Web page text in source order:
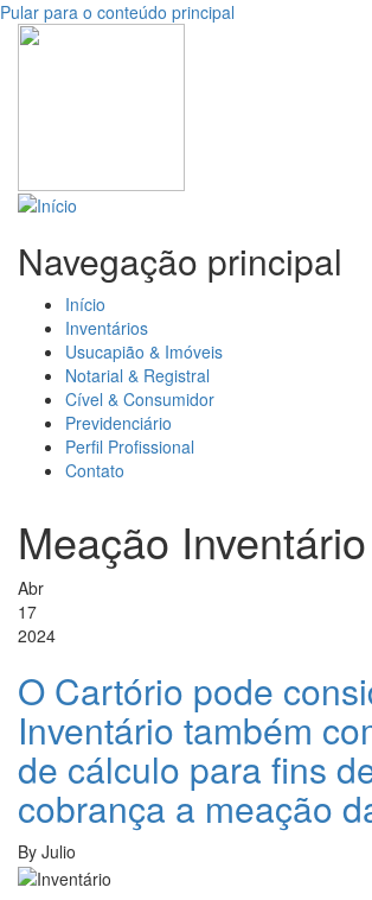
Pular para o conteúdo principal
Navegação principal
Início
Inventários
Usucapião & Imóveis
Notarial & Registral
Cível & Consumidor
Previdenciário
Perfil Profissional
Contato
Meação Inventário
Abr
17
2024
O Cartório pode
Inventário também
de cálculo para fins
cobrança a meação
By Julio